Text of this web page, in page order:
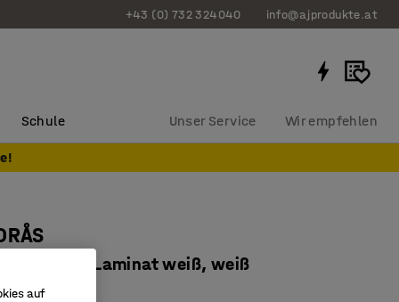
+43 (0) 732 324040 info@ajprodukte.at
Schule Unser Service Wir empfehlen
mm, Laminat weiß, weiß
auf